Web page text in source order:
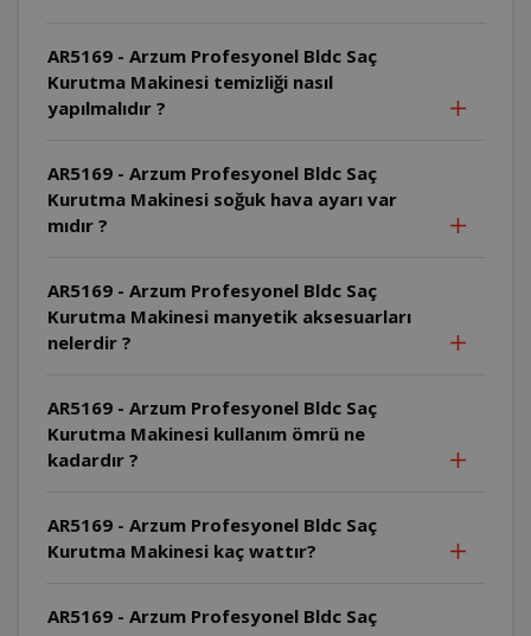
AR5169 - Arzum Profesyonel Bldc Saç
Kurutma Makinesi temizliği nasıl
yapılmalıdır ?
AR5169 - Arzum Profesyonel Bldc Saç
Kurutma Makinesi soğuk hava ayarı var
mıdır ?
AR5169 - Arzum Profesyonel Bldc Saç
Kurutma Makinesi manyetik aksesuarları
nelerdir ?
AR5169 - Arzum Profesyonel Bldc Saç
Kurutma Makinesi kullanım ömrü ne
kadardır ?
AR5169 - Arzum Profesyonel Bldc Saç
Kurutma Makinesi kaç wattır?
AR5169 - Arzum Profesyonel Bldc Saç